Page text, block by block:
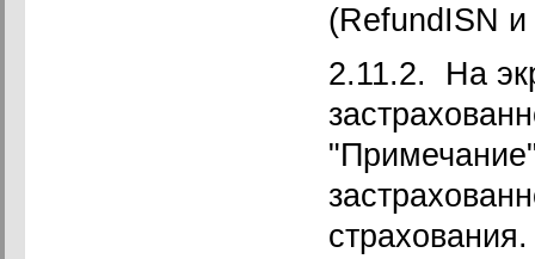
(RefundISN
2.11.2. На
страхования.